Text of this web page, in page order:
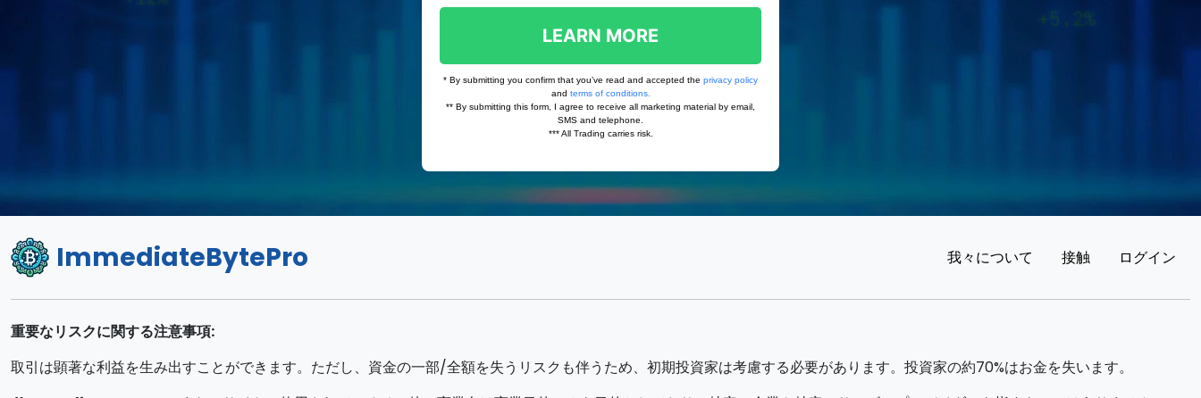
ImmediateBytePro 我々について 接触 ログイン
重要なリスクに関する注意事項:
取引は顕著な利益を生み出すことができます。ただし、資金の一部/全額を失うリスクも伴うため、初期投資家は考慮する必要があります。投資家の約70%はお金を失います。